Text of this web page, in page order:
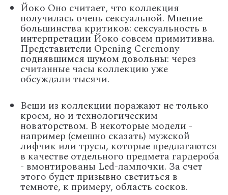
Йоко Оно считает, что коллекция
получилась очень сексуальной. Мнение
большинства критиков: сексуальность в
интерпретации Йоко совсем примитивна.
Представители Opening Ceremony
поднявшимся шумом довольны: через
считанные часы коллекцию уже
обсуждали тысячи.
Вещи из коллекции поражают не только
кроем, но и технологическим
новаторством. В некоторые модели -
например (смешно сказать) мужской
лифчик или трусы, которые предлагаются
в качестве отдельного предмета гардероба
- вмонтированы Led-лампочки. За счет
этого будет призывно светиться в
темноте, к примеру, область сосков.